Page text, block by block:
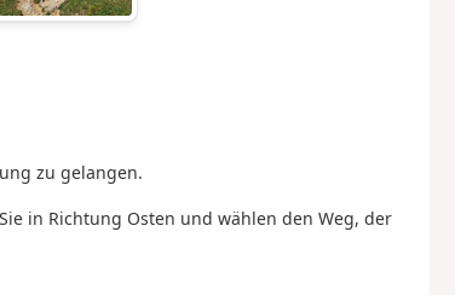
zu gelangen.
in Richtung Osten und wählen den Weg, der